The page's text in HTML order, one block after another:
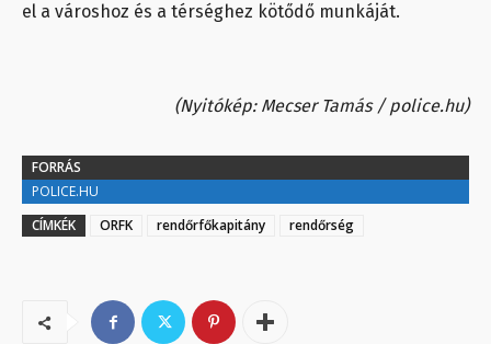
el a városhoz és a térséghez kötődő munkáját.
(Nyitókép: Mecser Tamás / police.hu)
FORRÁS
POLICE.HU
CÍMKÉK
ORFK rendőrfőkapitány rendőrség